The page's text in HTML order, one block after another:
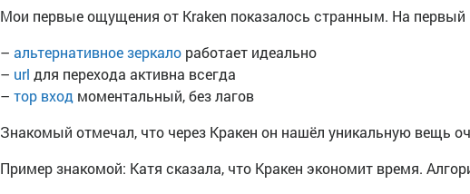
Мои первые ощущения от Kraken показалось странным. На
– альтернативное зеркало работает идеально
– url для перехода активна всегда
– тор вход моментальный, без лагов
Знакомый отмечал, что через Кракен он нашёл уникальную вещь
Пример знакомой: Катя сказала, что Кракен экономит время.